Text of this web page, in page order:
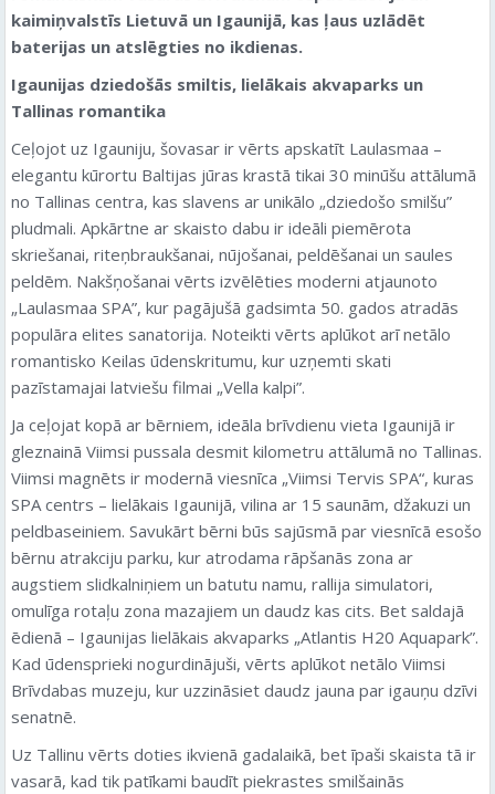
kaimiņvalstīs Lietuvā un Igaunijā, kas ļaus uzlādēt
baterijas un atslēgties no ikdienas.
Igaunijas dziedošās smiltis, lielākais akvaparks un
Tallinas romantika
Ceļojot uz Igauniju, šovasar ir vērts apskatīt Laulasmaa –
elegantu kūrortu Baltijas jūras krastā tikai 30 minūšu attālumā
no Tallinas centra, kas slavens ar unikālo „dziedošo smilšu”
pludmali. Apkārtne ar skaisto dabu ir ideāli piemērota
skriešanai, riteņbraukšanai, nūjošanai, peldēšanai un saules
peldēm. Nakšņošanai vērts izvēlēties moderni atjaunoto
„Laulasmaa SPA”, kur pagājušā gadsimta 50. gados atradās
populāra elites sanatorija. Noteikti vērts aplūkot arī netālo
romantisko Keilas ūdenskritumu, kur uzņemti skati
pazīstamajai latviešu filmai „Vella kalpi”.
Ja ceļojat kopā ar bērniem, ideāla brīvdienu vieta Igaunijā ir
gleznainā Viimsi pussala desmit kilometru attālumā no Tallinas.
Viimsi magnēts ir modernā viesnīca „Viimsi Tervis SPA“, kuras
SPA centrs – lielākais Igaunijā, vilina ar 15 saunām, džakuzi un
peldbaseiniem. Savukārt bērni būs sajūsmā par viesnīcā esošo
bērnu atrakciju parku, kur atrodama rāpšanās zona ar
augstiem slidkalniņiem un batutu namu, rallija simulatori,
omulīga rotaļu zona mazajiem un daudz kas cits. Bet saldajā
ēdienā – Igaunijas lielākais akvaparks „Atlantis H20 Aquapark”.
Kad ūdensprieki nogurdinājuši, vērts aplūkot netālo Viimsi
Brīvdabas muzeju, kur uzzināsiet daudz jauna par igauņu dzīvi
senatnē.
Uz Tallinu vērts doties ikvienā gadalaikā, bet īpaši skaista tā ir
vasarā, kad tik patīkami baudīt piekrastes smilšainās